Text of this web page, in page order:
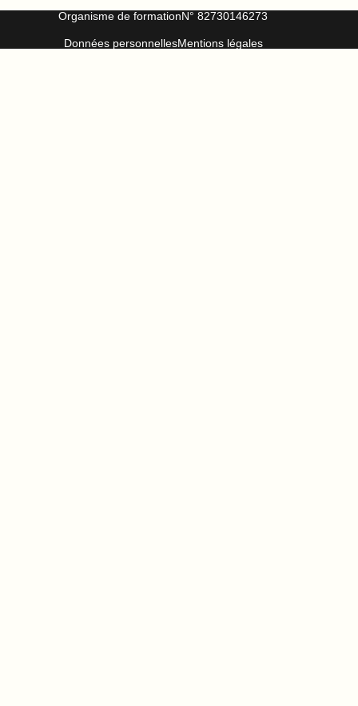
Organisme de formationN° 82730146273
Données personnellesMentions légales